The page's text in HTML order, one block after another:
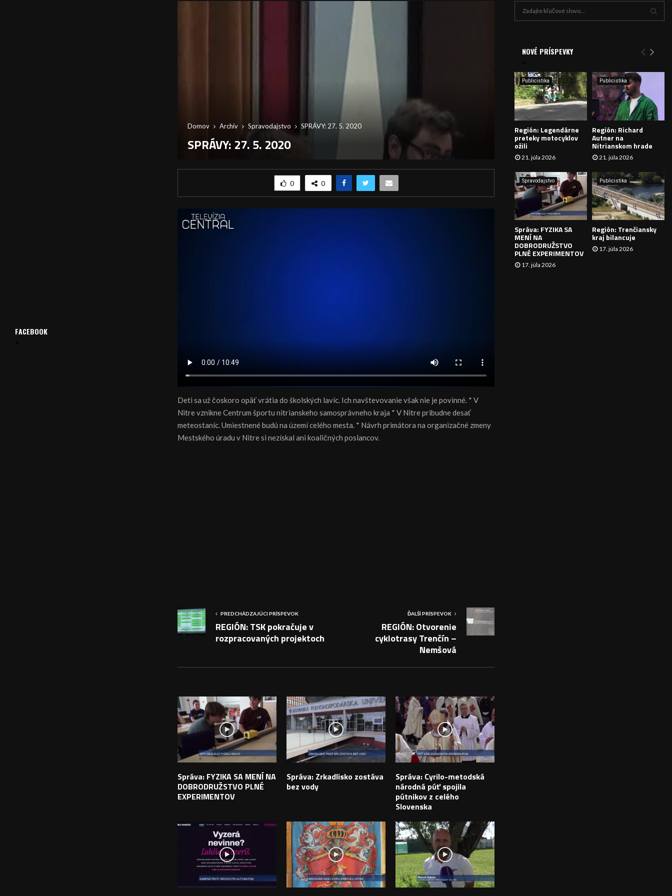
Domov Archív Spravodajstvo SPRÁVY: 27. 5. 2020
SPRÁVY: 27. 5. 2020
0 0
Deti sa už čoskoro opäť vrátia do školských lavíc. Ich navštevovanie však nie je povinné. * V
Nitre vznikne Centrum športu nitrianskeho samosprávneho kraja * V Nitre pribudne desať
meteostaníc. Umiestnené budú na území celého mesta. * Návrh primátora na organizačné zmeny
Mestského úradu v Nitre si nezískal ani koaličných poslancov.
PREDCHÁDZAJÚCI PRÍSPEVOK
REGIÓN: TSK pokračuje v
rozpracovaných projektoch
ĎALŠÍ PRÍSPEVOK
REGIÓN: Otvorenie
cyklotrasy Trenčín –
Nemšová
Správa: FYZIKA SA MENÍ NA
DOBRODRUŽSTVO PLNÉ
EXPERIMENTOV
Správa: Zrkadlisko zostáva
bez vody
Správa: Cyrilo-metodská
národná púť spojila
pútnikov z celého
Slovenska
FACEBOOK
e
:
Y
H
A
Á
V
A
N
I
NOVÉ PRÍSPEVKY
Publicistika
Región: Legendárne
preteky motocyklov
ožili
21. júla 2026
Publicistika
Región: Richard
Autner na
Nitrianskom hrade
21. júla 2026
Spravodajstvo
Správa: FYZIKA SA
MENÍ NA
DOBRODRUŽSTVO
PLNÉ EXPERIMENTOV
17. júla 2026
Publicistika
Región: Trenčiansky
kraj bilancuje
17. júla 2026